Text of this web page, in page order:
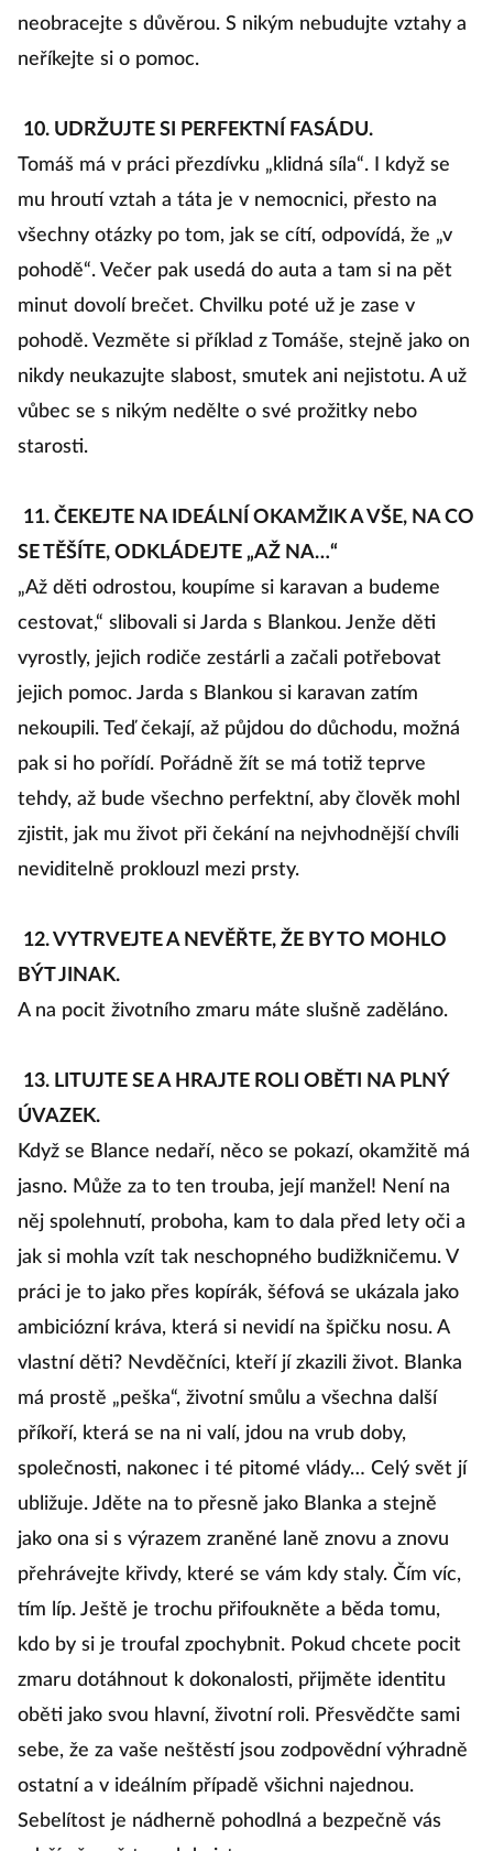
neobracejte s důvěrou. S nikým nebudujte vztahy a
neříkejte si o pomoc.
10. UDRŽUJTE SI PERFEKTNÍ FASÁDU.
Tomáš má v práci přezdívku „klidná síla“. I když se
mu hroutí vztah a táta je v nemocnici, přesto na
všechny otázky po tom, jak se cítí, odpovídá, že „v
pohodě“. Večer pak usedá do auta a tam si na pět
minut dovolí brečet. Chvilku poté už je zase v
pohodě. Vezměte si příklad z Tomáše, stejně jako on
nikdy neukazujte slabost, smutek ani nejistotu. A už
vůbec se s nikým nedělte o své prožitky nebo
starosti.
11. ČEKEJTE NA IDEÁLNÍ OKAMŽIK A VŠE, NA CO
SE TĚŠÍTE, ODKLÁDEJTE „AŽ NA…“
„Až děti odrostou, koupíme si karavan a budeme
cestovat,“ slibovali si Jarda s Blankou. Jenže děti
vyrostly, jejich rodiče zestárli a začali potřebovat
jejich pomoc. Jarda s Blankou si karavan zatím
nekoupili. Teď čekají, až půjdou do důchodu, možná
pak si ho pořídí. Pořádně žít se má totiž teprve
tehdy, až bude všechno perfektní, aby člověk mohl
zjistit, jak mu život při čekání na nejvhodnější chvíli
neviditelně proklouzl mezi prsty.
12. VYTRVEJTE A NEVĚŘTE, ŽE BY TO MOHLO
BÝT JINAK.
A na pocit životního zmaru máte slušně zaděláno.
13. LITUJTE SE A HRAJTE ROLI OBĚTI NA PLNÝ
ÚVAZEK.
Když se Blance nedaří, něco se pokazí, okamžitě má
jasno. Může za to ten trouba, její manžel! Není na
něj spolehnutí, proboha, kam to dala před lety oči a
jak si mohla vzít tak neschopného budižkničemu. V
práci je to jako přes kopírák, šéfová se ukázala jako
ambiciózní kráva, která si nevidí na špičku nosu. A
vlastní děti? Nevděčníci, kteří jí zkazili život. Blanka
má prostě „peška“, životní smůlu a všechna další
příkoří, která se na ni valí, jdou na vrub doby,
společnosti, nakonec i té pitomé vlády… Celý svět jí
ubližuje. Jděte na to přesně jako Blanka a stejně
jako ona si s výrazem zraněné laně znovu a znovu
přehrávejte křivdy, které se vám kdy staly. Čím víc,
tím líp. Ještě je trochu přifoukněte a běda tomu,
kdo by si je troufal zpochybnit. Pokud chcete pocit
zmaru dotáhnout k dokonalosti, přijměte identitu
oběti jako svou hlavní, životní roli. Přesvědčte sami
sebe, že za vaše neštěstí jsou zodpovědní výhradně
ostatní a v ideálním případě všichni najednou.
Sebelítost je nádherně pohodlná a bezpečně vás